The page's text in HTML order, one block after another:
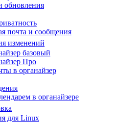
обновления
почта и сообщения
изменений
базовый
Про
в органайзер
в органайзере
для Linux